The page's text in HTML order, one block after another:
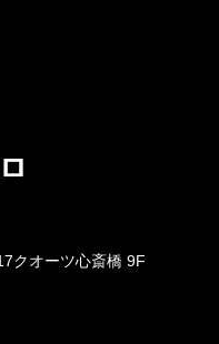
クオーツ心斎橋 9F